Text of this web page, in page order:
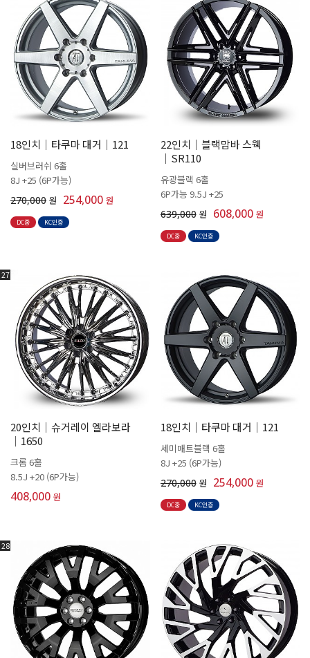
18인치│타쿠마 대거│121
실버브러쉬 6홀
8J +25 (6P가능)
270,000 원 254,000 원
DC중 KC인증
22인치│블랙맘바 스웩
│SR110
유광블랙 6홀
6P가능 9.5J +25
639,000 원 608,000 원
DC중 KC인증
27
20인치│슈거레이 엘라보라
│1650
크롬 6홀
8.5J +20 (6P가능)
408,000 원
18인치│타쿠마 대거│121
세미매트블랙 6홀
8J +25 (6P가능)
270,000 원 254,000 원
DC중 KC인증
28